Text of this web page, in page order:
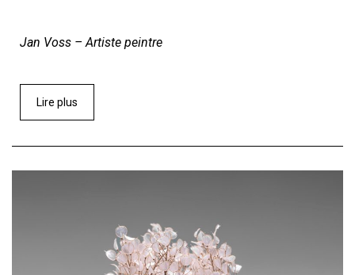
Jan Voss – Artiste peintre
Lire plus